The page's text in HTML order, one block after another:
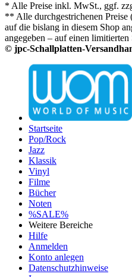
* Alle Preise inkl. MwSt., ggf.
** Alle durchgestrichenen Preise
auf die bislang in diesem Shop
angegeben – auf einen limitierten
© jpc-Schallplatten-
Startseite
Pop/Rock
Jazz
Klassik
Vinyl
Filme
Bücher
Noten
%SALE%
Weitere Bereiche
Hilfe
Anmelden
Konto anlegen
Datenschutzhinweise